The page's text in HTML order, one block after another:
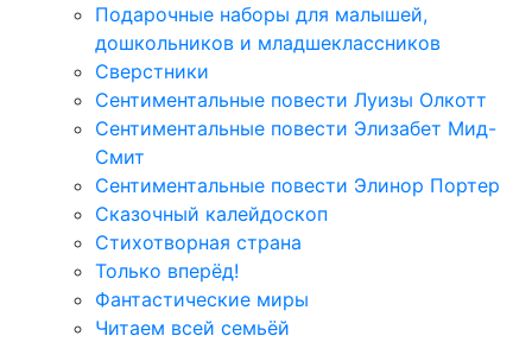
Подарочные наборы для малышей,
дошкольников и младшеклассников
Сверстники
Сентиментальные повести Луизы Олкотт
Сентиментальные повести Элизабет Мид-
Смит
Сентиментальные повести Элинор Портер
Сказочный калейдоскоп
Стихотворная страна
Только вперёд!
Фантастические миры
Читаем всей семьёй